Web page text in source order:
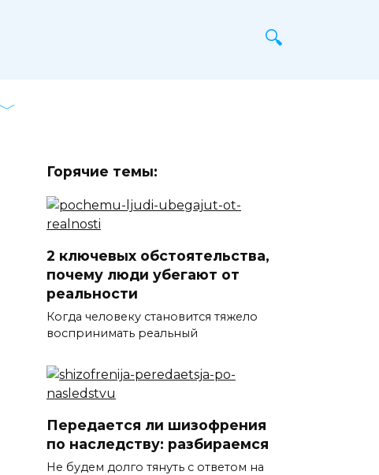
Горячие темы:
2 ключевых обстоятельства,
почему люди убегают от
реальности
Когда человеку становится тяжело
воспринимать реальный
Передается ли шизофрения
по наследству: разбираемся
Не будем долго тянуть с ответом на